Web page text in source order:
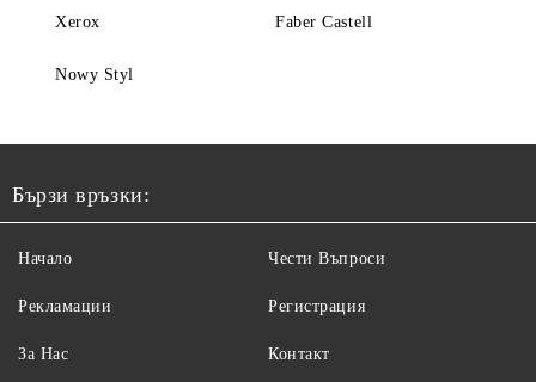
Xerox Faber Castell
Nowy Styl
Бързи връзки:
Начало
Рекламации
За Нас
Чести Въпроси
Регистрация
Контакт